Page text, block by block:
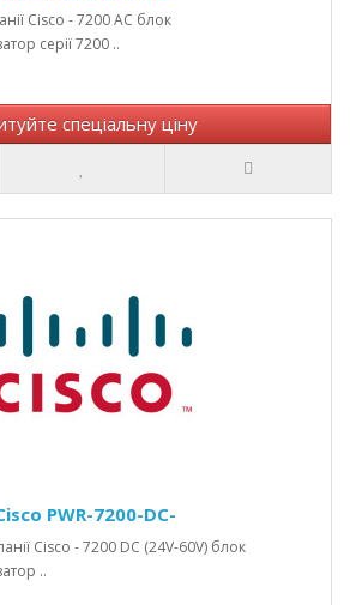
Cisco - 7200 AC блок
серії 7200 ..
спеціальну ціну
PWR-7200-DC-
Cisco - 7200 DC (24V-60V) блок
..